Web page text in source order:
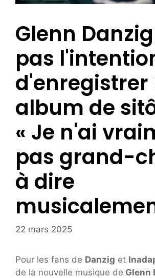
Glenn
pas
d'enregistrer
album de
« Je n'ai
pas grand-
à dire
22 mars 2025
Pour les fans de Danzig et
de la nouvelle musique de Glenn